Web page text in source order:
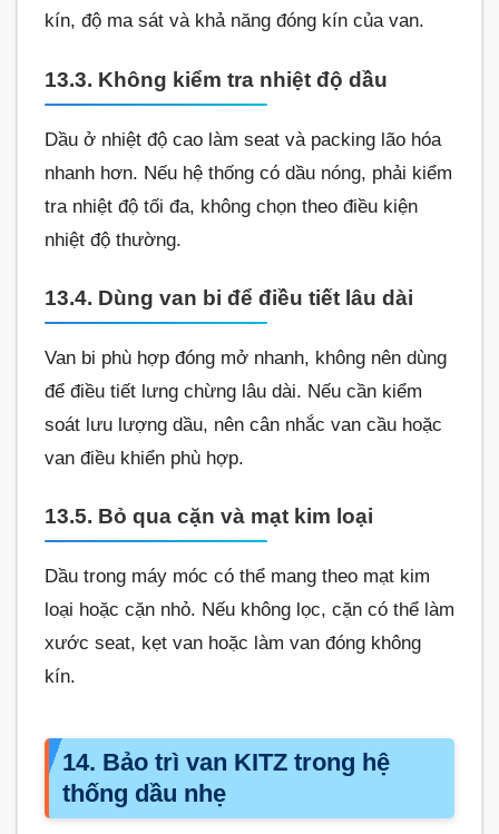
kín, độ ma sát và khả năng đóng kín của van.
13.3. Không kiểm tra nhiệt độ dầu
Dầu ở nhiệt độ cao làm seat và packing lão hóa
nhanh hơn. Nếu hệ thống có dầu nóng, phải kiểm
tra nhiệt độ tối đa, không chọn theo điều kiện
nhiệt độ thường.
13.4. Dùng van bi để điều tiết lâu dài
Van bi phù hợp đóng mở nhanh, không nên dùng
để điều tiết lưng chừng lâu dài. Nếu cần kiểm
soát lưu lượng dầu, nên cân nhắc van cầu hoặc
van điều khiển phù hợp.
13.5. Bỏ qua cặn và mạt kim loại
Dầu trong máy móc có thể mang theo mạt kim
loại hoặc cặn nhỏ. Nếu không lọc, cặn có thể làm
xước seat, kẹt van hoặc làm van đóng không
kín.
14. Bảo trì van KITZ trong hệ
thống dầu nhẹ